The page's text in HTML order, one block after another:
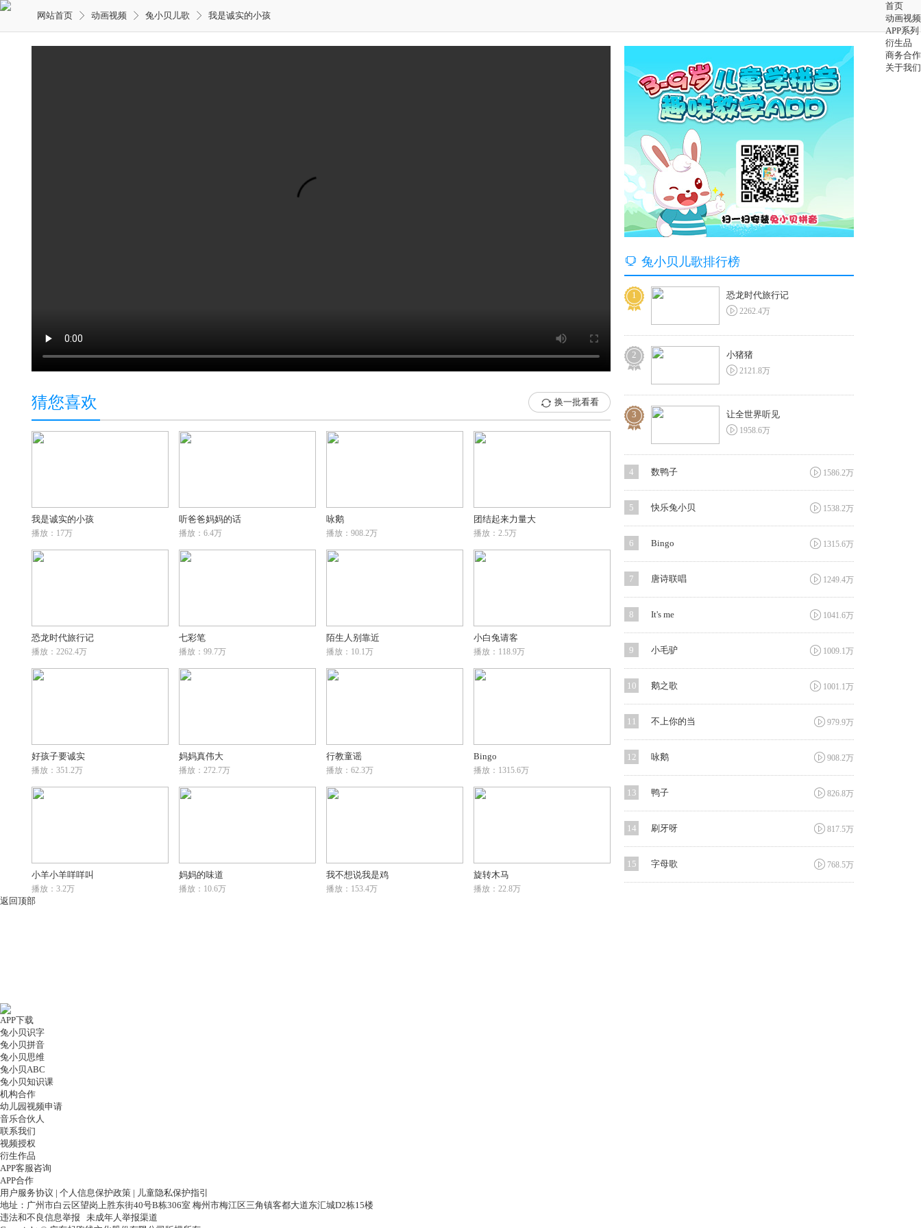
首页
动画视频
APP系列
衍生品
商务合作
关于我们
网站首页 动画视频 兔小贝儿歌 我是诚实的小孩
 换一批看看
猜您喜欢
我是诚实的小孩
播放：17万
听爸爸妈妈的话
播放：6.4万
咏鹅
播放：908.2万
团结起来力量大
播放：2.5万
恐龙时代旅行记
播放：2262.4万
七彩笔
播放：99.7万
陌生人别靠近
播放：10.1万
小白兔请客
播放：118.9万
好孩子要诚实
播放：351.2万
妈妈真伟大
播放：272.7万
行教童谣
播放：62.3万
Bingo
播放：1315.6万
小羊小羊咩咩叫
播放：3.2万
妈妈的味道
播放：10.6万
我不想说我是鸡
播放：153.4万
旋转木马
播放：22.8万
 兔小贝儿歌排行榜
1 恐龙时代旅行记
 2262.4万
2 小猪猪
 2121.8万
3 让全世界听见
 1958.6万
4 数鸭子  1586.2万
5 快乐兔小贝  1538.2万
6 Bingo  1315.6万
7 唐诗联唱  1249.4万
8 It's me  1041.6万
9 小毛驴  1009.1万
10 鹅之歌  1001.1万
11 不上你的当  979.9万
12 咏鹅  908.2万
13 鸭子  826.8万
14 刷牙呀  817.5万
15 字母歌  768.5万
返回顶部
APP下载
兔小贝识字
兔小贝拼音
兔小贝思维
兔小贝ABC
兔小贝知识课
机构合作
幼儿园视频申请
音乐合伙人
联系我们
视频授权
衍生作品
APP客服咨询
APP合作
用户服务协议 | 个人信息保护政策 | 儿童隐私保护指引
地址：广州市白云区望岗上胜东街40号B栋306室 梅州市梅江区三角镇客都大道东汇城D2栋15楼
违法和不良信息举报
未成年人举报渠道